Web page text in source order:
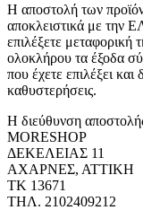
Η αποστολή των
αποκλειστικά με
επιλέξετε μεταφορική
ολοκλήρου τα έξοδα
που έχετε επιλέξει
καθυστερήσεις.
Η διεύθυνση
MORESHOP
ΔΕΚΕΛΕΙΑΣ 11
ΑΧΑΡΝΕΣ, ΑΤΤΙΚΗ
ΤΚ 13671
ΤΗΛ. 2102409212